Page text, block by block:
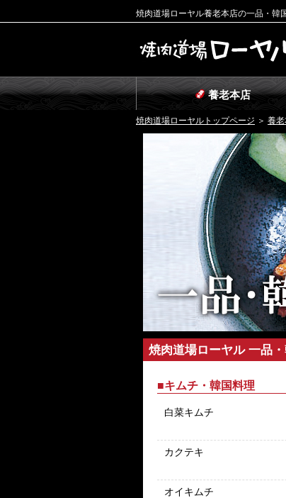
焼肉道場ローヤル養老本店の一品・韓
養老本店
焼肉道場ローヤルトップページ ＞ 養
焼肉道場ローヤル 一品
■キムチ・韓国料理
白菜キムチ
カクテキ
オイキムチ